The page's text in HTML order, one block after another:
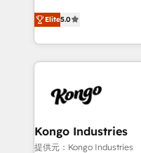
just like yours attract
throughout each stage
enable sales teams
training to smash
design predictable,
strategies. With
we take a RevOps-led
marketing & service,
confidence. We deliver end to end strategy and
and technology
support sustainable
Elite5.0
Kongo Industries
提供元：Kongo Industries